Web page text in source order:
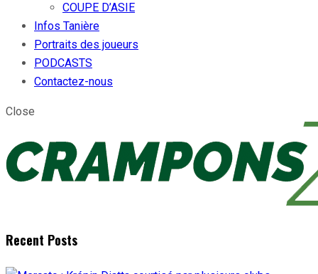
COUPE D’ASIE
Infos Tanière
Portraits des joueurs
PODCASTS
Contactez-nous
Close
Recent Posts